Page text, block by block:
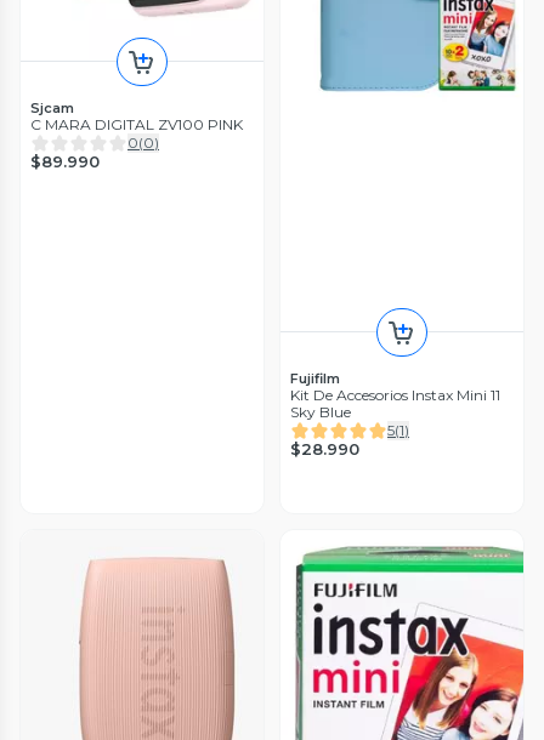
Sjcam
C MARA DIGITAL ZV100 PINK
0(0)
$89.990
Fujifilm
Kit De Accesorios Instax Mini 11
Sky Blue
5(1)
$28.990